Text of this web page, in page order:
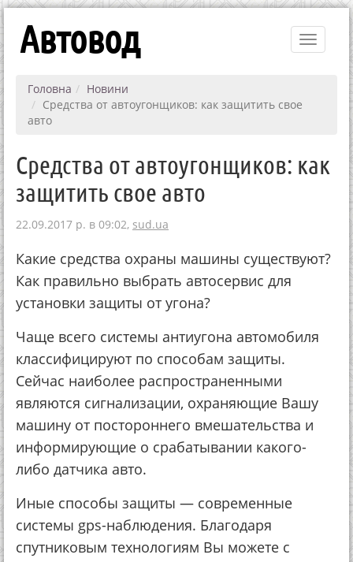
Toggle
Автовод
Головна
Новини
Средства от автоугонщиков: как защитить свое
авто
Средства от автоугонщиков: как
защитить свое авто
22.09.2017 р. в 09:02, sud.ua
Какие средства охраны машины существуют?
Как правильно выбрать автосервис для
установки защиты от угона?
Чаще всего системы антиугона автомобиля
классифицируют по способам защиты.
Сейчас наиболее распространенными
являются сигнализации, охраняющие Вашу
машину от постороннего вмешательства и
информирующие о срабатывании какого-
либо датчика авто.
Иные способы защиты — современные
системы gps-наблюдения. Благодаря
спутниковым технологиям Вы можете с